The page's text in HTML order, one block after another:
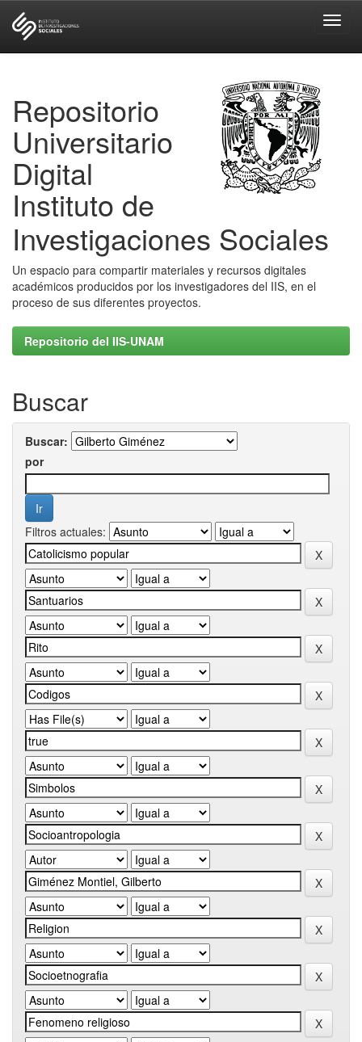
Repositorio
Universitario
Digital
Instituto de
Investigaciones Sociales
Un espacio para compartir materiales y recursos digitales
académicos producidos por los investigadores del IIS, en el
proceso de sus diferentes proyectos.
Repositorio del IIS-UNAM
Buscar
Buscar:
por
Filtros actuales: